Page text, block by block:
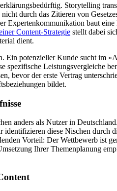
Storytelling
durch das Zitieren von
Expertenkommunikation baut
Content-Strategie stellt dabei
dient.
Ein potenzieller Kunde sucht im
spezifische Leistungsvergleiche
bevor der erste Vertrag
bildet.
anders als Nutzer in
diese Nischen durch
Vorteil: Der Wettbewerb ist
Ihrer Themenplanung